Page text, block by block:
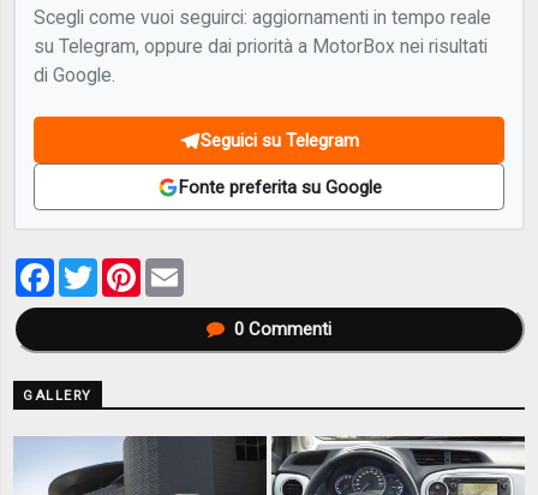
Scegli come vuoi seguirci: aggiornamenti in tempo reale
su Telegram, oppure dai priorità a MotorBox nei risultati
di Google.
Seguici su Telegram
Fonte preferita su Google
Facebook
TwitterPinterest
0Commenti
GALLERY